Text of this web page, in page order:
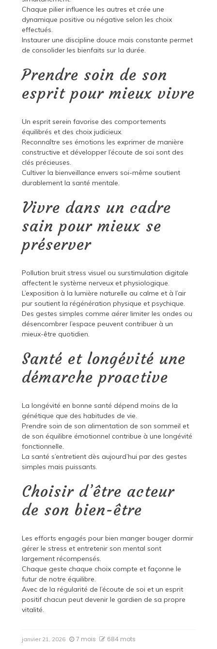
Chaque pilier influence les autres et crée une
dynamique positive ou négative selon les choix
effectués.
Instaurer une discipline douce mais constante permet
de consolider les bienfaits sur la durée.
Prendre soin de son
esprit pour mieux vivre
Un esprit serein favorise des comportements
équilibrés et des choix judicieux.
Reconnaître ses émotions les exprimer de manière
constructive et développer l’écoute de soi sont des
clés précieuses.
Cultiver la bienveillance envers soi-même soutient
durablement la santé mentale.
Vivre dans un cadre
sain pour mieux se
préserver
Pollution bruit stress visuel ou surstimulation digitale
affectent le système nerveux et physiologique.
L’exposition à la lumière naturelle au calme et à l’air
pur soutient la régénération physique et psychique.
Des gestes simples comme aérer limiter les ondes ou
désencombrer l’espace peuvent contribuer à un
mieux-être quotidien.
Santé et longévité une
démarche proactive
La longévité en bonne santé dépend moins de la
génétique que des habitudes de vie.
Prendre soin de son alimentation de son sommeil et
de son équilibre émotionnel contribue à une longévité
fonctionnelle.
La santé s’entretient dès aujourd’hui par des gestes
simples mais puissants.
Choisir d’être acteur
de son bien-être
Les efforts engagés pour bien manger bouger dormir
gérer le stress et entretenir son mental sont
largement récompensés.
Chaque geste chaque choix compte et façonne le
futur de notre équilibre.
Avec de la régularité de l’écoute de soi et un esprit
positif chacun peut devenir le gardien de sa propre
vitalité.
janvier 21, 2026 7 mois 684 mots